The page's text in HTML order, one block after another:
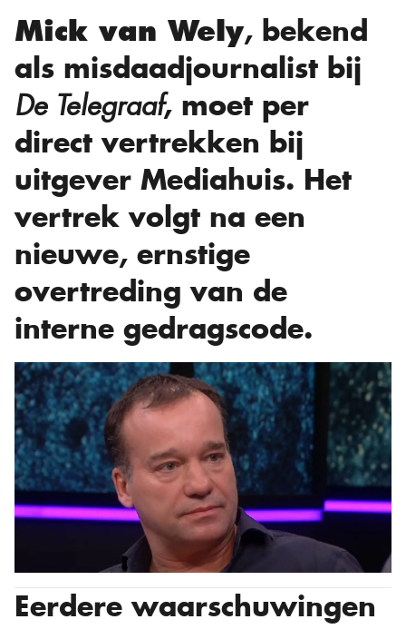
Mick van Wely, bekend
als misdaadjournalist bij
De Telegraaf, moet per
direct vertrekken bij
uitgever Mediahuis. Het
vertrek volgt na een
nieuwe, ernstige
overtreding van de
interne gedragscode.
Eerdere waarschuwingen